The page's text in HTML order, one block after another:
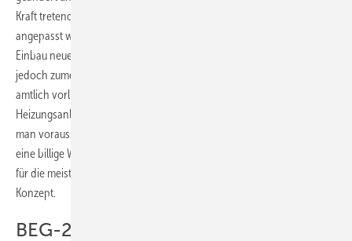
Kraft tretende Novelle des Gebäudeenergiegesetzes (GEG-Novelle)
angepasst werden. Die GEG-Novelle stellt Anforderungen an den
Einbau neuer Heizungsanlagen. In bestehenden Gebäuden greifen sie
jedoch zumeist erst, wenn für das Grundstück eine Wärmeplanung
amtlich vorliegt. Die kalkulatorische Nutzungsdauer einer neuen
Heizungsanlage liegt bei rund 20 Jahren, entsprechend lange muss
man vorausschauen. Mit einer veralteten ineffizienten Heizung auf
eine billige Wärmeversorgung nach der Wärmeplanung zu hoffen, ist
für die meisten Gebäudeeigentümer kein erfolgversprechendes
Konzept.
BEG-2023, BEG-2024 bzw. BEG-